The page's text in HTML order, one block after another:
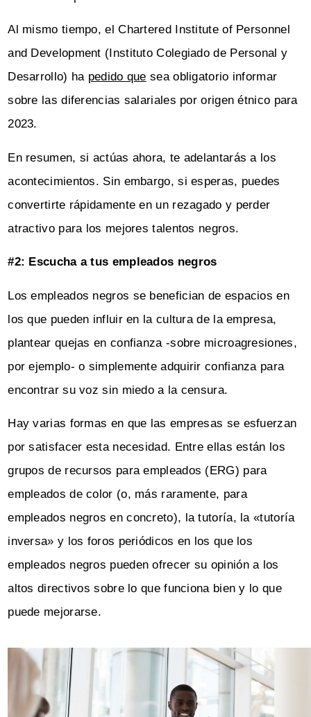
Al mismo tiempo, el Chartered Institute of Personnel
and Development (Instituto Colegiado de Personal y
Desarrollo) ha pedido que sea obligatorio informar
sobre las diferencias salariales por origen étnico para
2023.
En resumen, si actúas ahora, te adelantarás a los
acontecimientos. Sin embargo, si esperas, puedes
convertirte rápidamente en un rezagado y perder
atractivo para los mejores talentos negros.
#2: Escucha a tus empleados negros
Los empleados negros se benefician de espacios en
los que pueden influir en la cultura de la empresa,
plantear quejas en confianza -sobre microagresiones,
por ejemplo- o simplemente adquirir confianza para
encontrar su voz sin miedo a la censura.
Hay varias formas en que las empresas se esfuerzan
por satisfacer esta necesidad. Entre ellas están los
grupos de recursos para empleados (ERG) para
empleados de color (o, más raramente, para
empleados negros en concreto), la tutoría, la «tutoría
inversa» y los foros periódicos en los que los
empleados negros pueden ofrecer su opinión a los
altos directivos sobre lo que funciona bien y lo que
puede mejorarse.